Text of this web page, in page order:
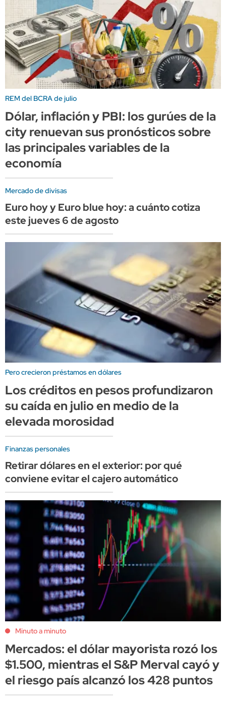
REM del BCRA de julio
Dólar, inflación y PBI: los gurúes de la
city renuevan sus pronósticos sobre
las principales variables de la
economía
Mercado de divisas
Euro hoy y Euro blue hoy: a cuánto cotiza
este jueves 6 de agosto
Pero crecieron préstamos en dólares
Los créditos en pesos profundizaron
su caída en julio en medio de la
elevada morosidad
Finanzas personales
Retirar dólares en el exterior: por qué
conviene evitar el cajero automático
Minuto a minuto
Mercados: el dólar mayorista rozó los
$1.500, mientras el S&P Merval cayó y
el riesgo país alcanzó los 428 puntos